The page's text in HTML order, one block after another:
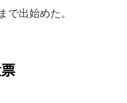
で出始めた。